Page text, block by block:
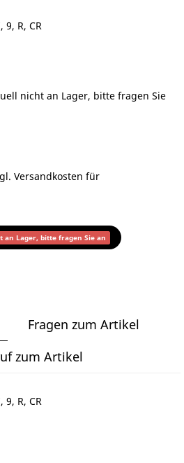
R, CR
nicht an Lager, bitte fragen Sie
Versandkosten für
Lager, bitte fragen Sie an
Fragen zum Artikel
zum Artikel
R, CR